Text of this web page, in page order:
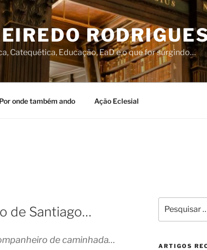
Catequética, Educação, EaD e o que for surgindo…
Por onde também ando Ação Eclesial
de Santiago…
de caminhada…
por:
ARTIGOS